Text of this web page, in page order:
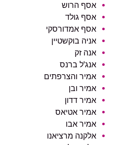
אסף הרוש
אסף גולד
אסף אמדורסקי
אניה בוקשטיין
אנה זק
אנג'ל ברנס
אמיר והצרפתים
אמיר ובן
אמיר דדון
אמיר אטיאס
אמיר אבו
אלקנה מרציאנו